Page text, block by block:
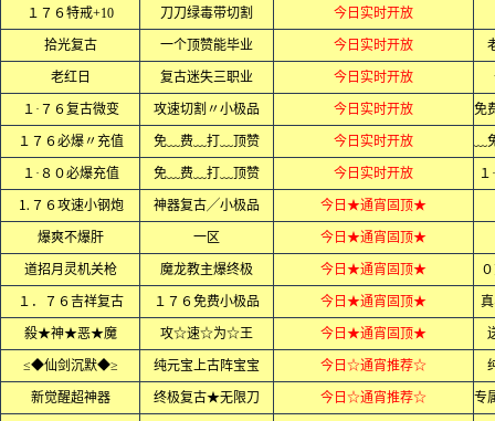
１７６特戒+10 刀刀绿毒带切割 今日实时开放
拾光复古 一个顶赞能毕业 今日实时开放
老红日 复古迷失三职业 今日实时开放
１·７６复古微变 攻速切割〃小极品 今日实时开放
１７６必爆〃充值 免﹏费﹏打﹏顶赞 今日实时开放
１·８０必爆充值 免﹏费﹏打﹏顶赞 今日实时开放
⒈７６攻速小钢炮 神器复古╱小极品 今日★通宵固顶★
爆爽不爆肝 一区 今日★通宵固顶★
道招月灵机关枪 魔龙教主爆终极 今日★通宵固顶★
１．７６吉祥复古 １７６免费小极品 今日★通宵固顶★
殺★神★恶★魔 攻☆速☆为☆王 今日★通宵固顶★
≤◆仙剑沉默◆≥ 纯元宝上古阵宝宝 今日☆通宵推荐☆
新觉醒超神器 终极复古★无限刀 今日☆通宵推荐☆